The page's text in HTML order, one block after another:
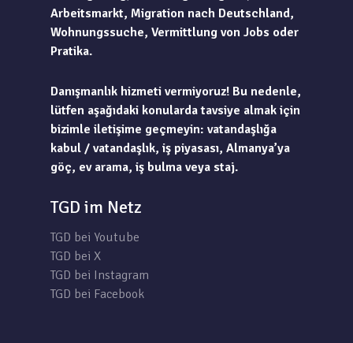
Arbeitsmarkt, Migration nach Deutschland,
Wohnungssuche, Vermittlung von Jobs oder
Pratika.
Danışmanlık hizmeti vermiyoruz! Bu nedenle,
lütfen aşağıdaki konularda tavsiye almak için
bizimle iletişime geçmeyin: vatandaşlığa
kabul / vatandaşlık, iş piyasası, Almanya’ya
göç, ev arama, iş bulma veya staj.
TGD im Netz
TGD bei Youtube
TGD bei X
TGD bei Instagram
TGD bei Facebook